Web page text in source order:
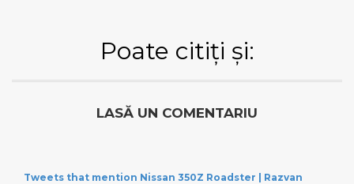
Poate citiți și:
LASĂ UN COMENTARIU
Tweets that mention Nissan 350Z Roadster | Razvan